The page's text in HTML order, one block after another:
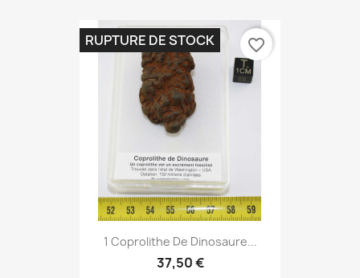
1 Coprolithe De Dinosaure...
37,50 €
RUPTURE DE STOCK favorite_border